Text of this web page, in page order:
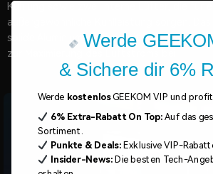
Kühlung sowie zwei interne Lüfter, die für
außergewöhnliche Kühlleistung sorgen.
solide Aluminiumgehäuse mit Lufteinlass-
zur Maximierung des Luftstroms bei.
Werde
& Sichere dir 6%
Werde kostenlosGEEKOM VIP und
6% Extra-Rabatt On Top:Auf das
Sortiment.
Punkte & Deals:Exklusive VIP-
Insider-News:Die besten Tech-